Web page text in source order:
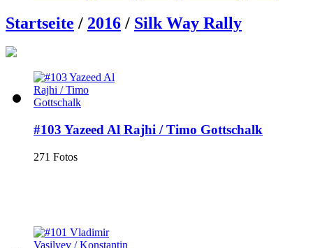
Startseite / 2016 / Silk Way Rally
#103 Yazeed Al Rajhi / Timo Gottschalk
271 Fotos